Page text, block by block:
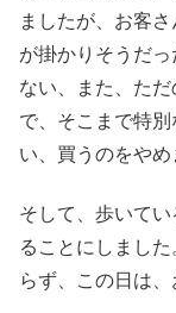
ましたが、お客
が掛かりそうだ
ない、また、た
で、そこまで特
い、買うのをやめ
そして、歩いて
ることにしまし
らず、この日は、